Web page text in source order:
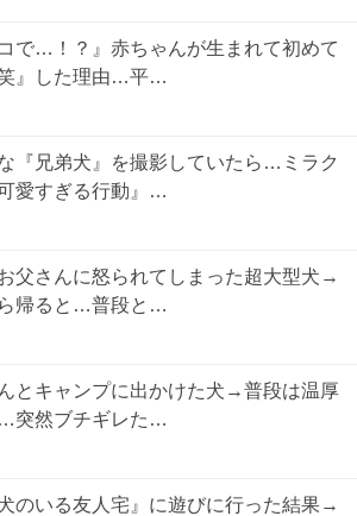
コで…！？』赤ちゃんが生まれて初めて
笑』した理由…平…
『兄弟犬』を撮影していたら…ミラク
愛すぎる行動』…
父さんに怒られてしまった超大型犬→
帰ると…普段と…
とキャンプに出かけた犬→普段は温厚
突然ブチギレた…
のいる友人宅』に遊びに行った結果→